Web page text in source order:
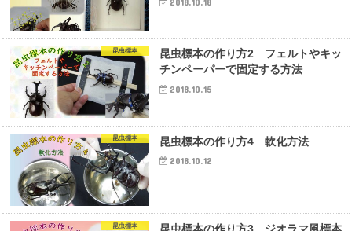
昆虫標本
昆虫標本の作り方2 フェルトやキッ
チンペーパーで固定する方法
2018.10.15
昆虫標本 昆虫標本の作り方4 軟化方法
2018.10.12
昆虫標本